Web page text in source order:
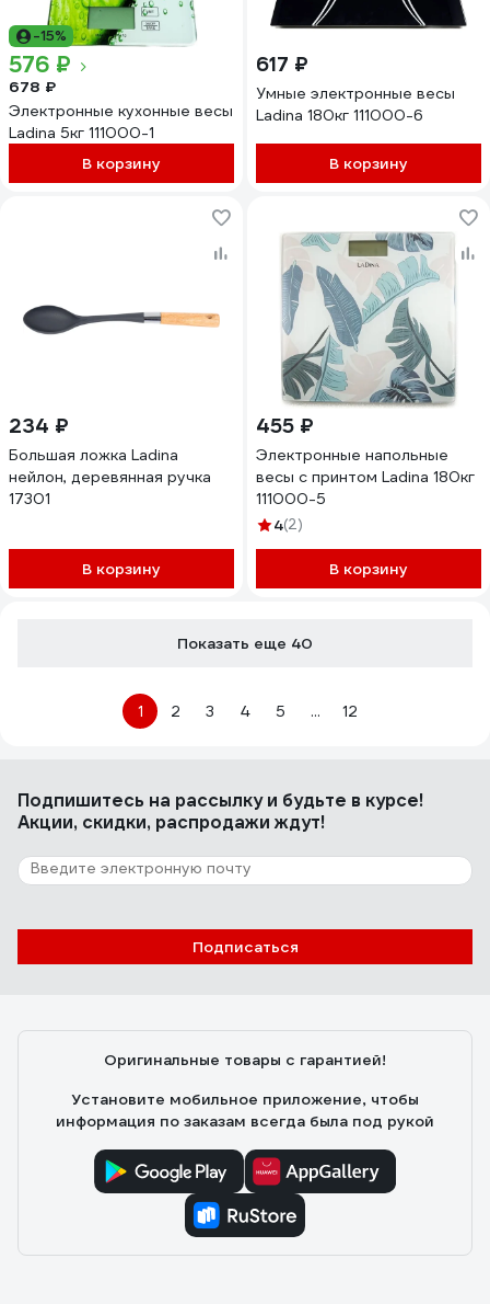
-15%
576 ₽
678 ₽
Электронные кухонные весы
Ladina 5кг 111000-1
В корзину
617 ₽
Умные электронные весы
Ladina 180кг 111000-6
В корзину
234 ₽
Большая ложка Ladina
нейлон, деревянная ручка
17301
В корзину
455 ₽
Электронные напольные
весы с принтом Ladina 180кг
111000-5
4(2)
В корзину
Показать еще 40
1 2 3 4 5 ... 12
Подпишитесь на рассылкуи будьте в курсе!
Акции, скидки, распродажи ждут!
Подписаться
Оригинальные товары с гарантией!
Установите мобильное приложение, чтобы
информация по заказам всегда была под рукой